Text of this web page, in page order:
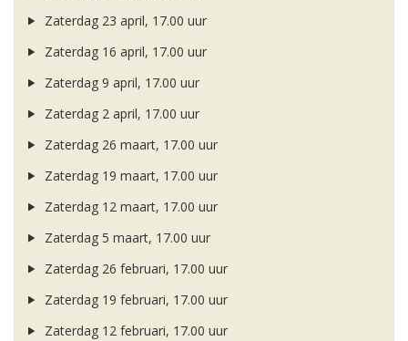
Zaterdag 23 april, 17.00 uur
Zaterdag 16 april, 17.00 uur
Zaterdag 9 april, 17.00 uur
Zaterdag 2 april, 17.00 uur
Zaterdag 26 maart, 17.00 uur
Zaterdag 19 maart, 17.00 uur
Zaterdag 12 maart, 17.00 uur
Zaterdag 5 maart, 17.00 uur
Zaterdag 26 februari, 17.00 uur
Zaterdag 19 februari, 17.00 uur
Zaterdag 12 februari, 17.00 uur